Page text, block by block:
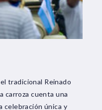
tradicional Reinado
carroza cuenta una
celebración única y